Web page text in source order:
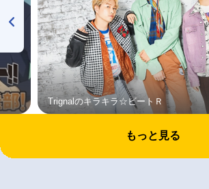
Trignalのキラキラ☆ビートＲ
もっと見る